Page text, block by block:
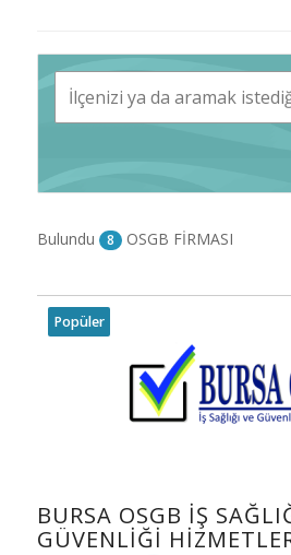
Bulundu 8 OSGB FİRMASI
Popüler
BURSA OSGB İŞ
GÜVENLIĞI